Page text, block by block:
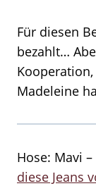
Für diesen
bezahlt…
Madeleine
Hose: Mavi –
diese Jeans